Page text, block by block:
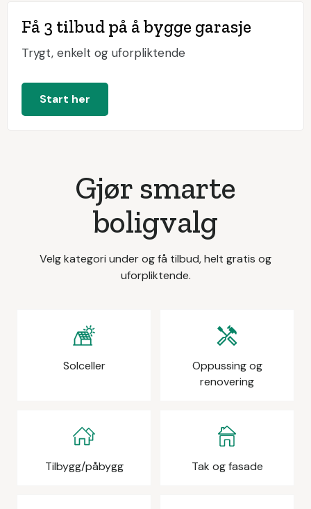
Få 3 tilbud på å bygge garasje
Trygt, enkelt og uforpliktende
Start her
Gjør smarte
boligvalg
Velg kategori under og få tilbud, helt gratis og
uforpliktende.
Solceller
Oppussing og
renovering
Tilbygg/påbygg Tak og fasade